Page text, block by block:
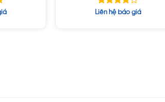
Được
Liên hệ báo giá